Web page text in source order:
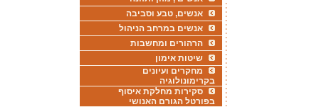
אנשים, טבע וסביבה
אנשים במרחב הניהול
הרהורים ומחשבות
שיטות אימון
מחקרים ועיונים
בקרימונולוגיה
סקירות מחלקת איסוף
בפורטל הגורם האנושי